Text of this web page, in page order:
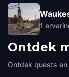
1
Ontdek
Ontdek quests